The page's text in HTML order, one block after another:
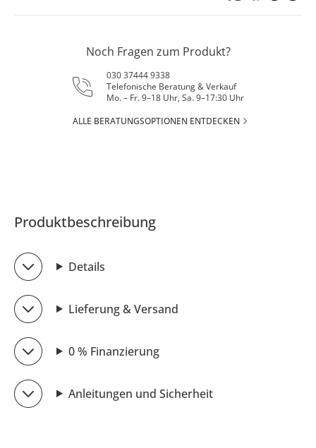
Noch Fragen zum Produkt?
030 37444 9338
Telefonische Beratung & Verkauf
Mo. – Fr. 9–18 Uhr, Sa. 9–17:30 Uhr
ALLE BERATUNGSOPTIONEN ENTDECKEN
Produktbeschreibung
Details
Lieferung & Versand
0 % Finanzierung
Anleitungen und Sicherheit